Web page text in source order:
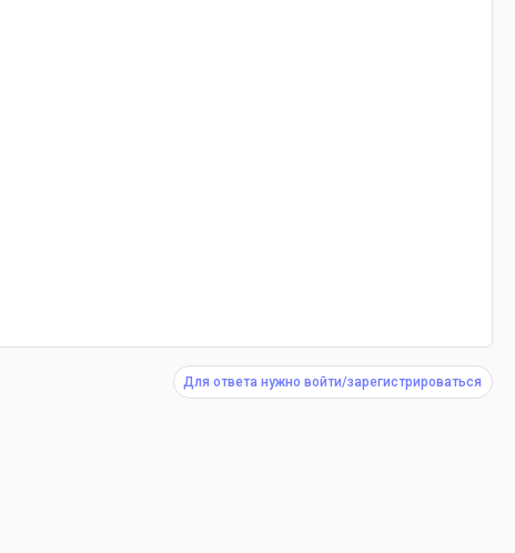
Для ответа нужно войти/зарегистрироваться